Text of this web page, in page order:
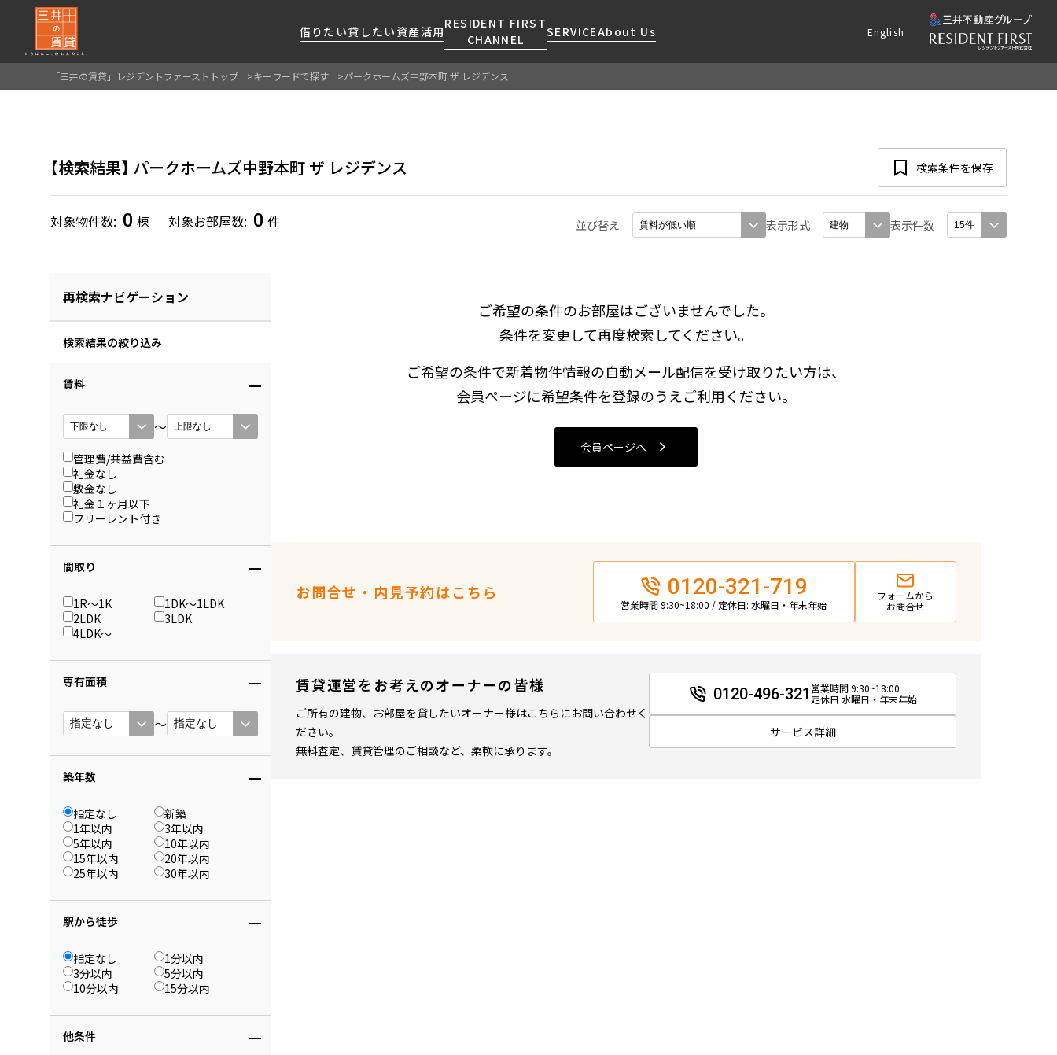
借りたい貸したい 資産活用
RESIDENT FIRST
CHANNEL
SERVICEAbout Us
ご提供するサービスをご紹介します
事業案内
くご提案します
区から探す
新着情報から探す
新着募集情報
当社限定(港区・渋谷区)
分譲賃貸
フリーレント
ペット可
ブランドマンション
最適なプランをご提案します
ご相談も承ります
商店街のある暮らし
各種サービスをご紹介します
RESIDENT FIRST
【仲介会社様向け】当社仲介
English
「三井の賃貸」レジデントファーストトップ キーワードで探す パークホームズ中野本町 ザ レジデンス
検索結果 パークホームズ中野本町 ザ レジデンス 検索条件を保存
対象物件数 0 棟 対象お部屋数 0 件 並び替え 表示形式 表示件数
再検索ナビゲーション
検索結果の絞り込み
賃料
〜
管理費/共益費含む
礼金なし
敷金なし
礼金１ヶ月以下
フリーレント付き
間取り
1R〜1K
1DK〜1LDK
2LDK
3LDK
4LDK〜
専有面積
〜
築年数
指定なし
新築
1年以内
3年以内
5年以内
10年以内
15年以内
20年以内
25年以内
30年以内
駅から徒歩
指定なし
1分以内
3分以内
5分以内
10分以内
15分以内
他条件
ご希望の条件のお部屋はございませんでした。
条件を変更して再度検索してください。
ご希望の条件で新着物件情報の自動メール配信を受け取りたい方は、
会員ページに希望条件を登録のうえご利用ください。
会員ページへ
お問合せ・内見予約はこちら 0120-321-719
営業時間 9:30~18:00 / 定休日: 水曜日・年末年始
フォームから
お問合せ
賃貸運営をお考えのオーナーの皆様
ご所有の建物、お部屋を貸したいオーナー様はこちらにお問い合わせく
ださい。
無料査定、賃貸管理のご相談など、柔軟に承ります。
0120-496-321 営業時間 9:30~18:00
定休日 水曜日・年末年始
サービス詳細